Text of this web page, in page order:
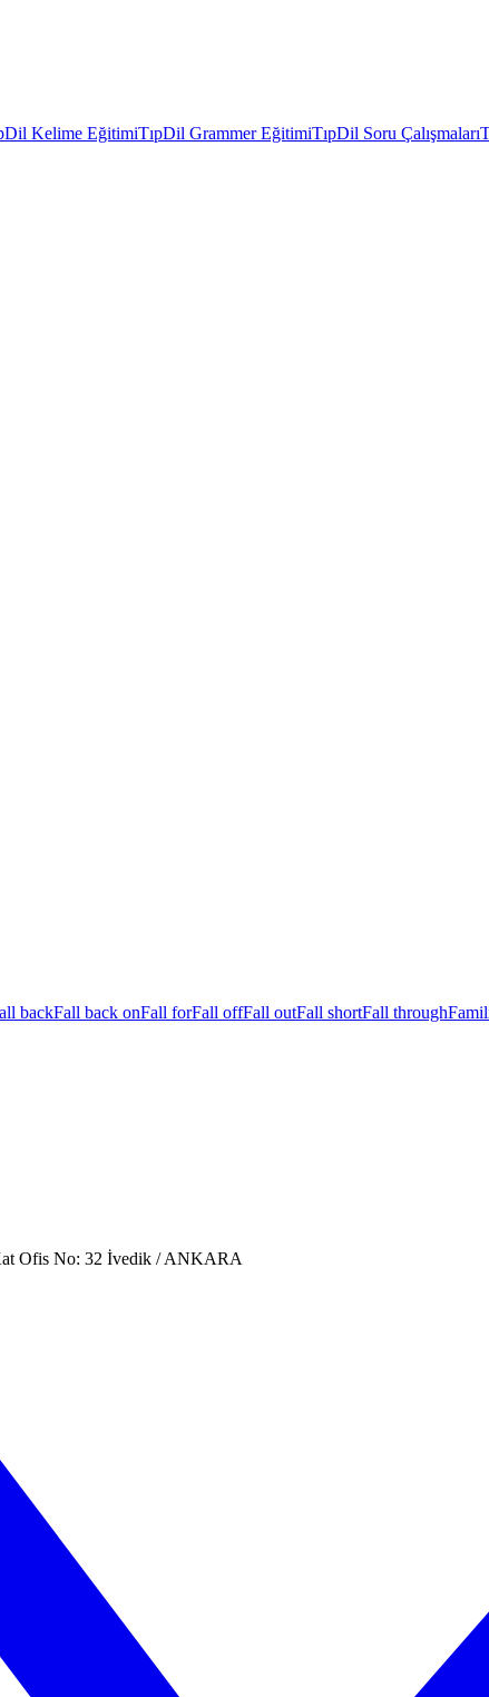
Kelime EğitimiTıpDil Grammer EğitimiTıpDil Soru Çalışmaları
backFall back onFall forFall offFall outFall shortFall through
Ofis No: 32 İvedik / ANKARA